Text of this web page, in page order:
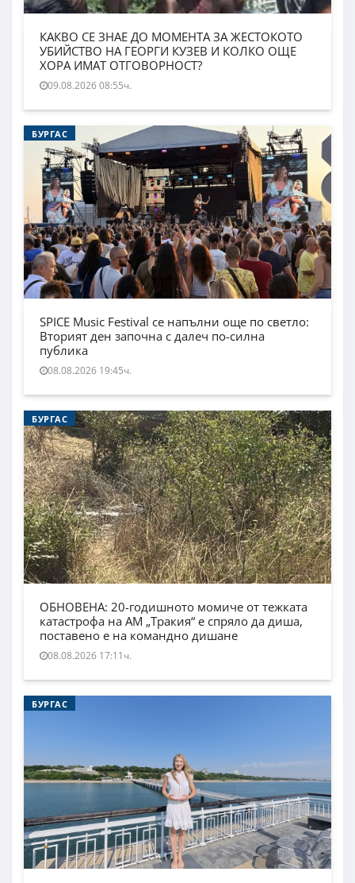
КАКВО СЕ ЗНАЕ ДО МОМЕНТА ЗА ЖЕСТОКОТО
УБИЙСТВО НА ГЕОРГИ КУЗЕВ И КОЛКО ОЩЕ
ХОРА ИМАТ ОТГОВОРНОСТ?
09.08.2026 08:55ч.
БУРГАС
SPICE Music Festival се напълни още по светло:
Вторият ден започна с далеч по-силна
публика
08.08.2026 19:45ч.
БУРГАС
ОБНОВЕНА: 20-годишното момиче от тежката
катастрофа на АМ „Тракия“ е спряло да диша,
поставено е на командно дишане
08.08.2026 17:11ч.
БУРГАС